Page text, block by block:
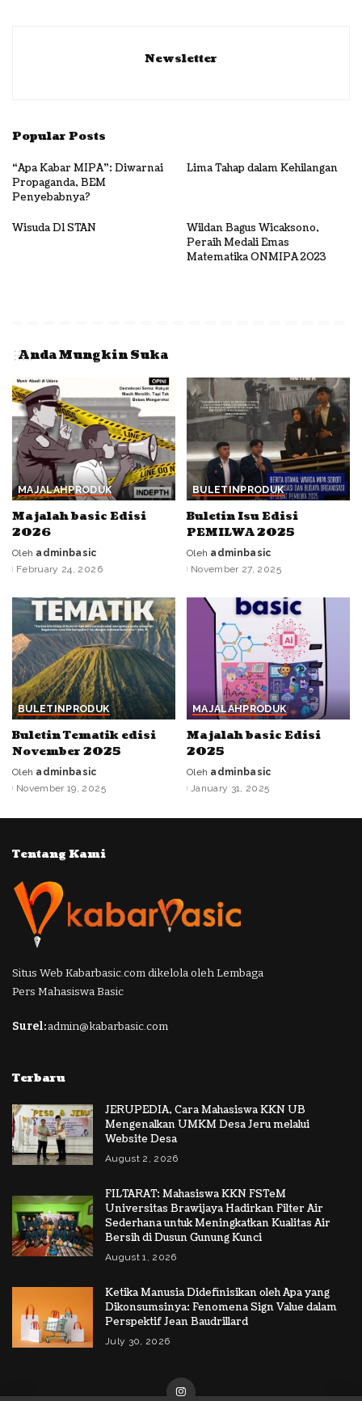
Newsletter
Popular Posts
“Apa Kabar MIPA”: Diwarnai
Propaganda, BEM
Penyebabnya?
‍Lima Tahap dalam Kehilangan
Wisuda D1 STAN
Wildan Bagus Wicaksono,
Peraih Medali Emas
Matematika ONMIPA 2023
Anda Mungkin Suka
MAJALAHPRODUK
Majalah basic Edisi
2026
Posted
by
Oleh adminbasic
February 24, 2026
BULETINPRODUK
Buletin Isu Edisi
PEMILWA 2025
Posted
by
Oleh adminbasic
November 27, 2025
BULETINPRODUK
Buletin Tematik edisi
November 2025
Posted
by
Oleh adminbasic
November 19, 2025
MAJALAHPRODUK
Majalah basic Edisi
2025
Posted
by
Oleh adminbasic
January 31, 2025
Tentang Kami
Situs Web Kabarbasic.com dikelola oleh Lembaga
Pers Mahasiswa Basic
Surel:admin@kabarbasic.com
Terbaru
JERUPEDIA, Cara Mahasiswa KKN UB
Mengenalkan UMKM Desa Jeru melalui
Website Desa
August 2, 2026
FILTARAT: Mahasiswa KKN FSTeM
Universitas Brawijaya Hadirkan Filter Air
Sederhana untuk Meningkatkan Kualitas Air
Bersih di Dusun Gunung Kunci
August 1, 2026
Ketika Manusia Didefinisikan oleh Apa yang
Dikonsumsinya: Fenomena Sign Value dalam
Perspektif Jean Baudrillard
July 30, 2026